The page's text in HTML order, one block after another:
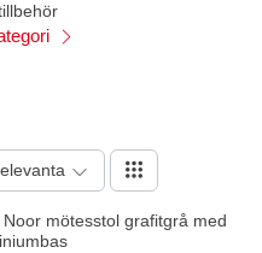
Noor mötesstol grafitgrå med